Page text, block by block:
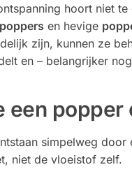
hoort niet
en hevige
zijn, kunnen ze
en – belangrijker
een popper
simpelweg
niet de vloeistof zelf.